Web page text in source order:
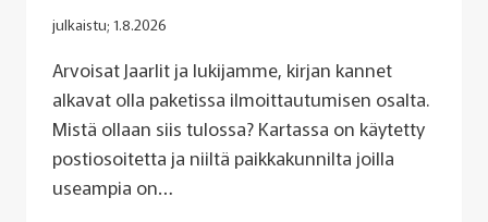
julkaistu; 1.8.2026
Arvoisat Jaarlit ja lukijamme, kirjan kannet
alkavat olla paketissa ilmoittautumisen osalta.
Mistä ollaan siis tulossa? Kartassa on käytetty
postiosoitetta ja niiltä paikkakunnilta joilla
useampia on…